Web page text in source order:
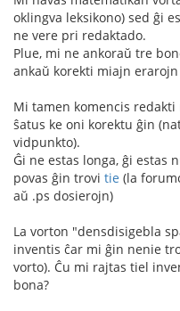
oklingva leksikono) sed ĝi
ne vere pri redaktado.
Plue, mi ne ankoraŭ tre
ankaŭ korekti miajn
Mi tamen komencis
ŝatus ke oni korektu ĝin
vidpunkto).
Ĝi ne estas longa, ĝi estas
povas ĝin trovi tie (la
aŭ .ps dosierojn)
La vorton "densdisigebla
inventis ĉar mi ĝin nenie
vorto). Ĉu mi rajtas tiel
bona?